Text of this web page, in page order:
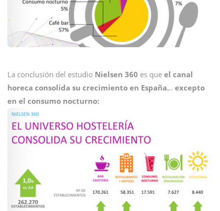
La conclusión del estudio Nielsen 360 es que el canal
horeca consolida su crecimiento en España... excepto
en el consumo nocturno: